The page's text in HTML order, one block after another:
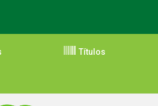
Títulos